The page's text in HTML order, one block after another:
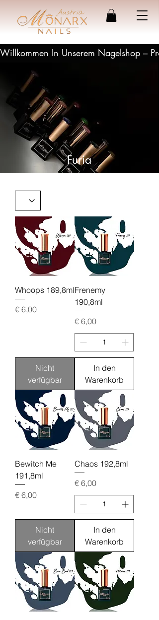
Willkommen In Unserem Nagelshop –
Furia
Whoops 189,8ml
Preis
€ 6,00
Nicht
verfügbar
Frenemy
190,8ml
Preis
€ 6,00
In den
Warenkorb
Bewitch Me
191,8ml
Preis
€ 6,00
Nicht
verfügbar
Chaos 192,8ml
Preis
€ 6,00
In den
Warenkorb